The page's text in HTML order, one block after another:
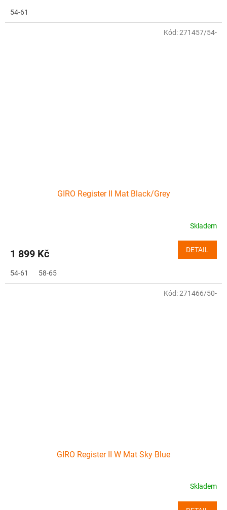
54-61
GIRO Register II Mat Black/Grey
Skladem
1 899 Kč DETAIL
54-61 58-65
Kód:271457/54-
GIRO Register II W Mat Sky Blue
Skladem
Kód:271466/50-